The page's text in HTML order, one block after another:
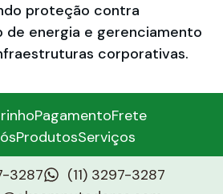
proteção contra
de energia e gerenciamento
corporativas.
PagamentoFrete
ProdutosServiços
3287
(11) 3297-3287